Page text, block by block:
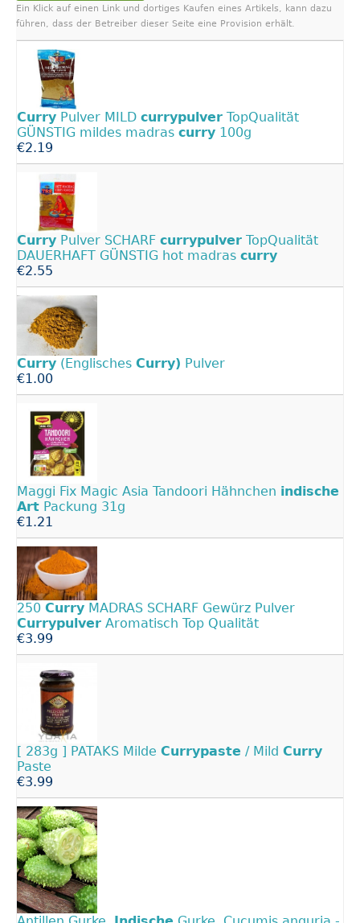
Ein Klick auf einen Link und dortiges Kaufen eines Artikels, kann dazu
führen, dass der Betreiber dieser Seite eine Provision erhält.
Curry Pulver MILD currypulver TopQualität
GÜNSTIG mildes madras curry 100g
€2.19
Curry Pulver SCHARF currypulver TopQualität
DAUERHAFT GÜNSTIG hot madras curry
€2.55
Curry (Englisches Curry) Pulver
€1.00
Maggi Fix Magic Asia Tandoori Hähnchen indische
Art Packung 31g
€1.21
250 Curry MADRAS SCHARF Gewürz Pulver
Currypulver Aromatisch Top Qualität
€3.99
[ 283g ] PATAKS Milde Currypaste / Mild Curry
Paste
€3.99